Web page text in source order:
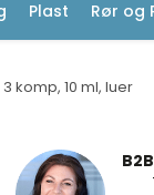
Plast Rør og
komp, 10 ml, luer
B2B